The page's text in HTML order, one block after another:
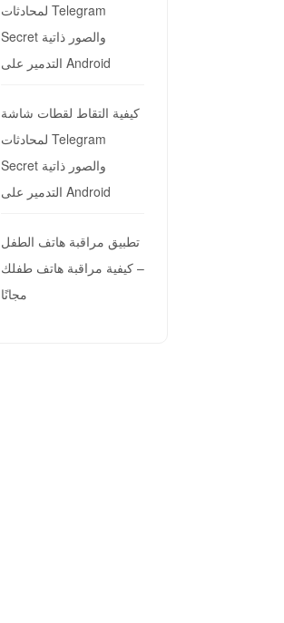
لمحادثات Telegram
Secret والصور ذاتية
التدمير على Android
كيفية التقاط لقطات شاشة
لمحادثات Telegram
Secret والصور ذاتية
التدمير على Android
تطبيق مراقبة هاتف الطفل
– كيفية مراقبة هاتف طفلك
مجانًا